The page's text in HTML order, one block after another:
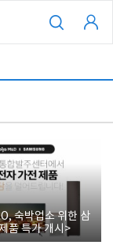
숙박업소 위한 삼
품 특가 개시>